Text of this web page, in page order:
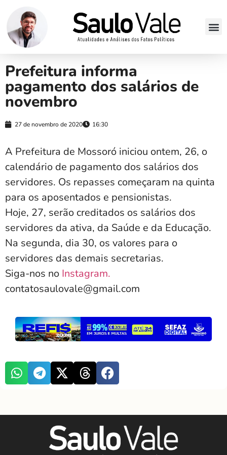
Prefeitura informa
pagamento dos salários de
novembro
27 de novembro de 2020 16:30
A Prefeitura de Mossoró iniciou ontem, 26, o
calendário de pagamento dos salários dos
servidores. Os repasses começaram na quinta
para os aposentados e pensionistas.
Hoje, 27, serão creditados os salários dos
servidores da ativa, da Saúde e da Educação.
Na segunda, dia 30, os valores para o
servidores das demais secretarias.
Siga-nos no Instagram.
contatosaulovale@gmail.com